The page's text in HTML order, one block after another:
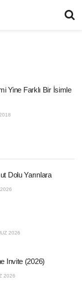
Yine Farklı Bir İsimle
Dolu Yarınlara
2026
Invite (2026)
2026